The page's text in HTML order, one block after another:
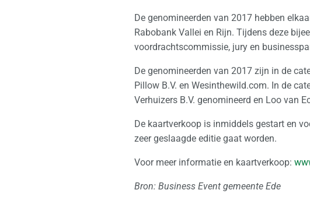
De genomineerden van 2017 hebben
Rabobank Vallei en Rijn. Tijdens deze
voordrachtscommissie, jury en
De genomineerden van 2017 zijn in de
Pillow B.V. en Wesinthewild.com. In de
Verhuizers B.V. genomineerd en Loo van
De kaartverkoop is inmiddels gestart en
zeer geslaagde editie gaat worden.
Voor meer informatie en kaartverkoop:
Bron: Business Event gemeente Ede